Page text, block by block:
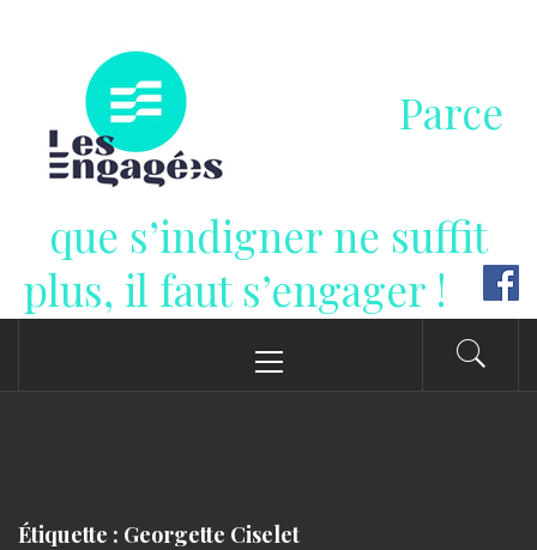
contenu
Parce
que s’indigner ne suffit
plus, il faut s’engager !
principal
Étiquette : Georgette Ciselet